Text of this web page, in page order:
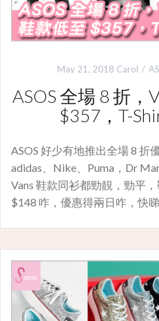
May 21, 2018 Carol
ASOS 全場 8 折，
$357，T-
ASOS 好少有地推出全場 8 折
adidas、Nike、Puma，Dr
Vans 鞋款同衫都勁靚，勁平
$148 咋，優惠得兩日咋，快睇